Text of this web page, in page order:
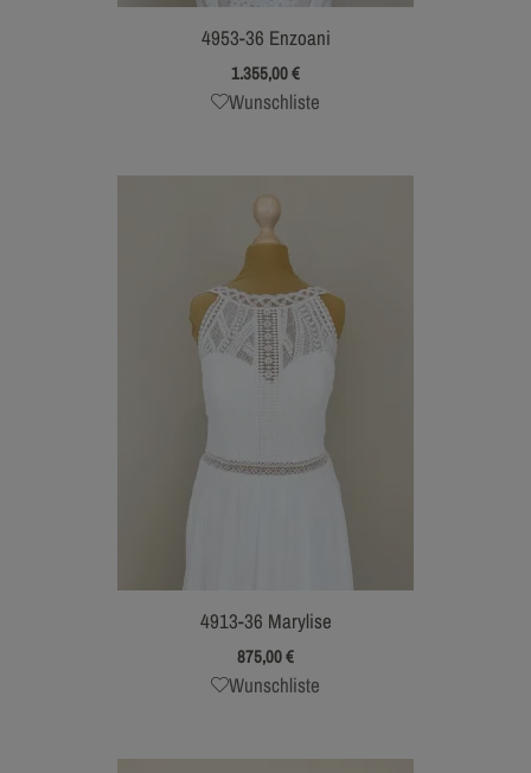
4953-36 Enzoani
1.355,00€
Wunschliste
4913-36 Marylise
875,00€
Wunschliste